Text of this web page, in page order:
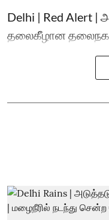
Delhi | Red Alert |
தலைகீழான